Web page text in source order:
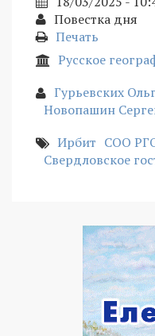
Повестка дня
Печать
Русское
Гурьевских
Новопашин
Ирбит СОО
Свердловское